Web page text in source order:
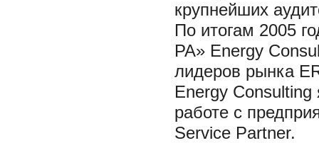
крупнейших
По итогам 2005
РА» Energy
лидеров рынка
Energy
работе с
Service Partner.